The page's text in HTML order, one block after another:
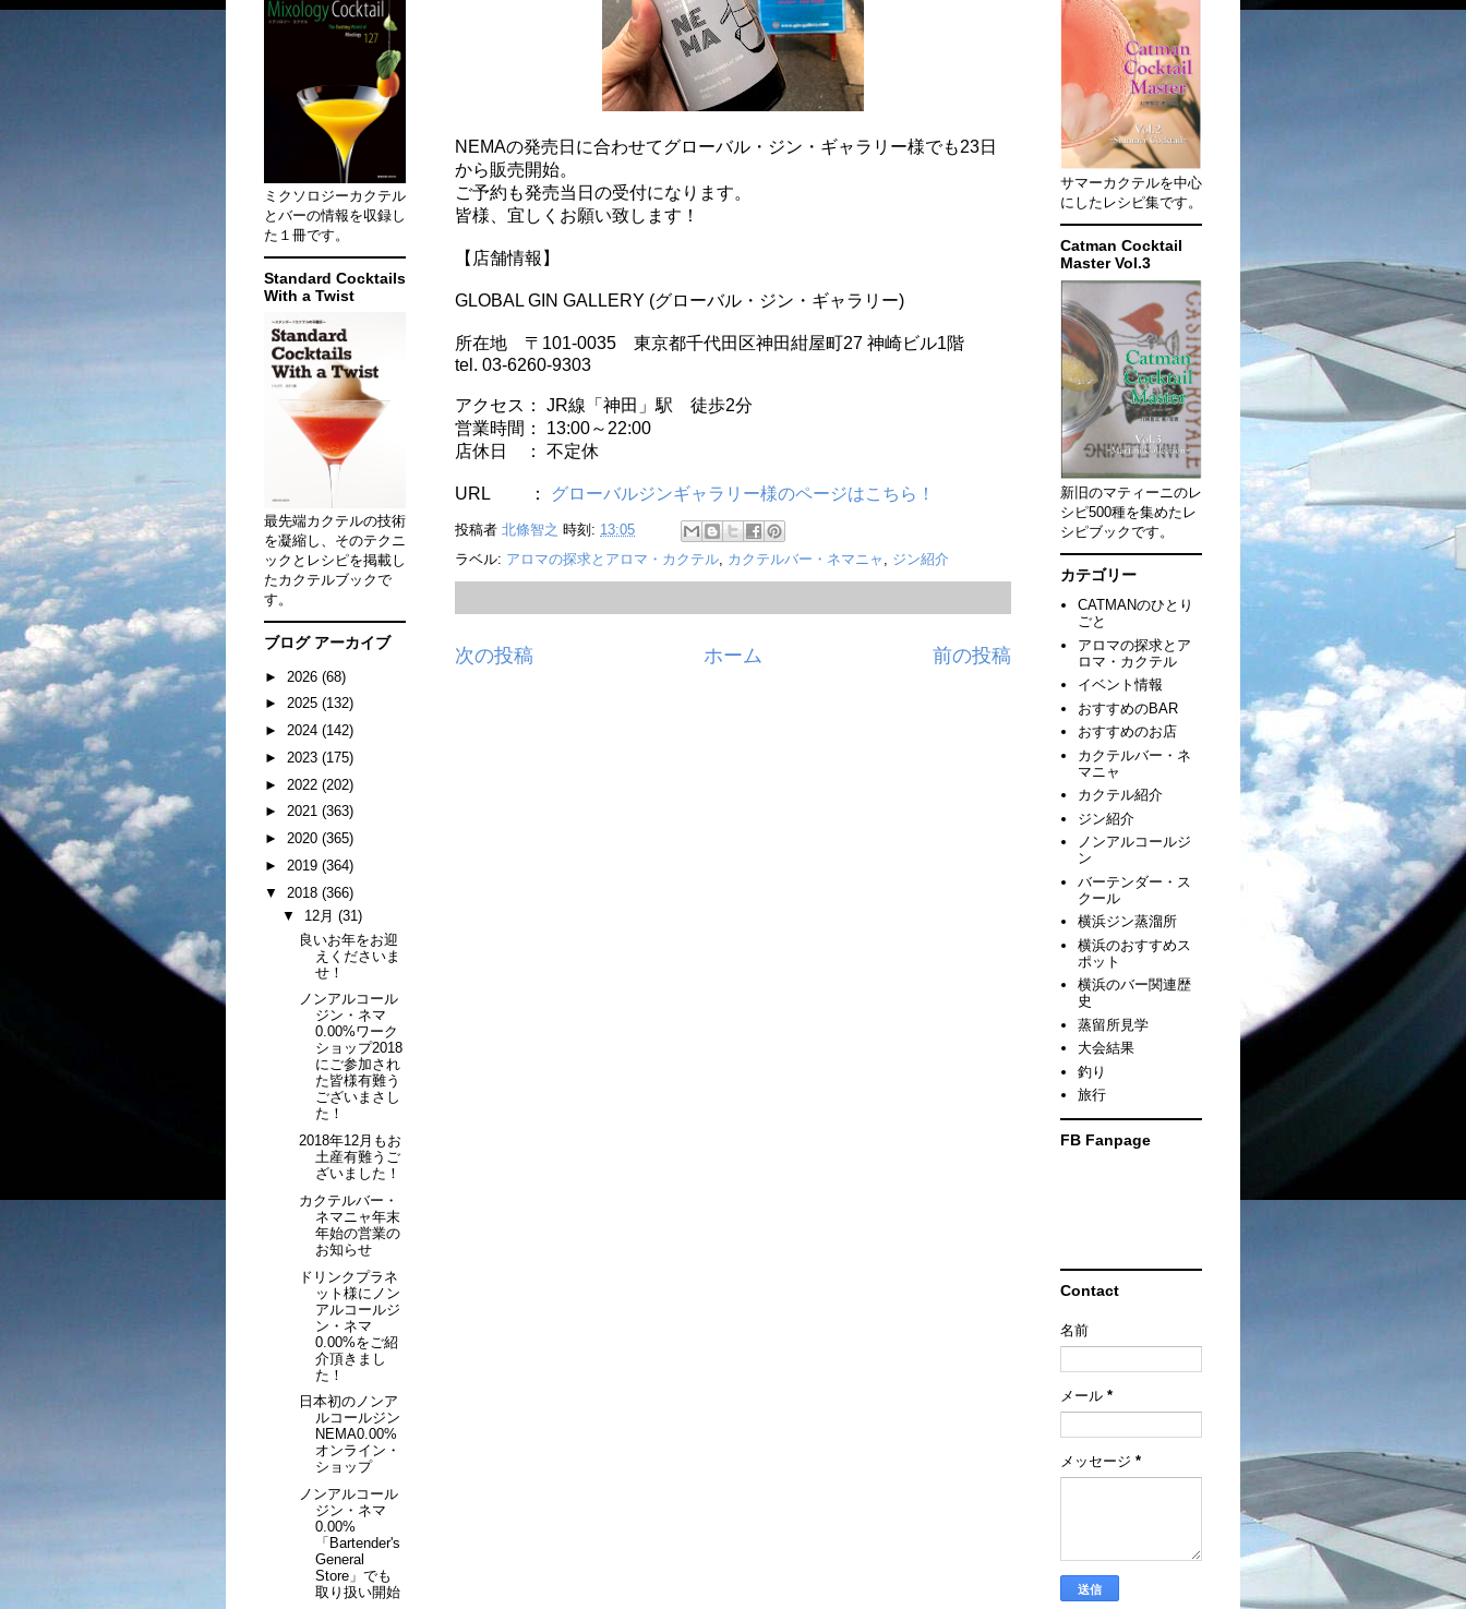
NEMAの発売日に合わせてグローバル・ジン・ギャラリー様でも23日
から販売開始。
ご予約も発売当日の受付になります。
皆様、宜しくお願い致します！
【店舗情報】
GLOBAL GIN GALLERY (グローバル・ジン・ギャラリー)
所在地 〒101-0035 東京都千代田区神田紺屋町27 神崎ビル1階
tel. 03-6260-9303
アクセス： JR線「神田」駅 徒歩2分
営業時間： 13:00～22:00
店休日 ： 不定休
URL ： グローバルジンギャラリー様のページはこちら！
投稿者 北條智之 時刻: 13:05
ラベル: アロマの探求とアロマ・カクテル, カクテルバー・ネマニャ , ジン紹介
次の投稿 前の投稿
ホーム
ミクソロジーカクテル
とバーの情報を収録し
た１冊です。
Standard Cocktails
With a Twist
最先端カクテルの技術
を凝縮し、そのテクニ
ックとレシピを掲載し
たカクテルブックで
す。
ブログ アーカイブ
► 2026 (68)
► 2025 (132)
► 2024 (142)
► 2023 (175)
► 2022 (202)
► 2021 (363)
► 2020 (365)
► 2019 (364)
▼ 2018 (366)
▼ 12月 (31)
良いお年をお迎
えくださいま
せ！
ノンアルコール
ジン・ネマ
0.00%ワーク
ショップ2018
にご参加され
た皆様有難う
ございまさし
た！
2018年12月もお
土産有難うご
ざいました！
カクテルバー・
ネマニャ年末
年始の営業の
お知らせ
ドリンクプラネ
ット様にノン
アルコールジ
ン・ネマ
0.00%をご紹
介頂きまし
た！
日本初のノンア
ルコールジン
NEMA0.00%
オンライン・
ショップ
ノンアルコール
ジン・ネマ
0.00%
「Bartender's
General
Store」でも
取り扱い開始
サマーカクテルを中心
にしたレシピ集です。
Catman Cocktail
Master Vol.3
新旧のマティーニのレ
シピ500種を集めたレ
シピブックです。
カテゴリー
CATMANのひとり
ごと
アロマの探求とア
ロマ・カクテル
イベント情報
おすすめのBAR
おすすめのお店
カクテルバー・ネ
マニャ
カクテル紹介
ジン紹介
ノンアルコールジ
ン
バーテンダー・ス
クール
横浜ジン蒸溜所
横浜のおすすめス
ポット
横浜のバー関連歴
史
蒸留所見学
大会結果
釣り
旅行
FB Fanpage
Contact
名前
メール *
メッセージ *